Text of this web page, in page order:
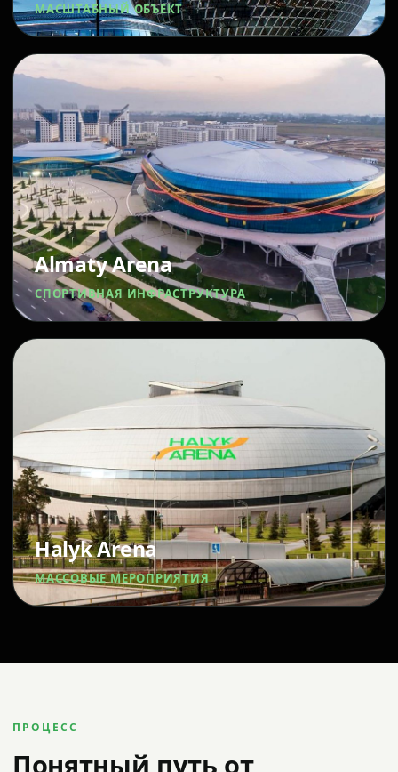
МАСШТАБНЫЙ ОБЪЕКТ
Almaty Arena
СПОРТИВНАЯ ИНФРАСТРУКТУРА
Halyk Arena
МАССОВЫЕ МЕРОПРИЯТИЯ
ПРОЦЕСС
Понятный путь от